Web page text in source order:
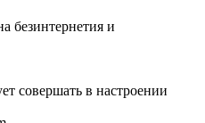
безинтернетия и
совершать в настроении